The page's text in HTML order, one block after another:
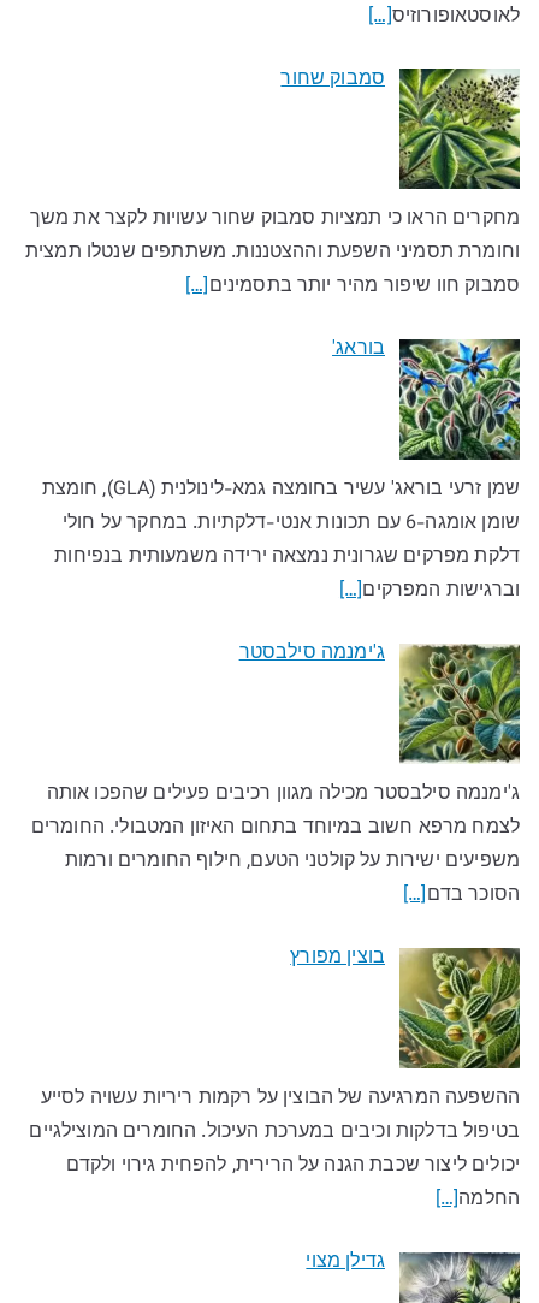
לאוסטאופורוזיס[…]
סמבוק שחור
מחקרים הראו כי תמציות סמבוק שחור עשויות לקצר את משך
וחומרת תסמיני השפעת וההצטננות. משתתפים שנטלו תמצית
סמבוק חוו שיפור מהיר יותר בתסמינים[…]
בוראג'
שמן זרעי בוראג' עשיר בחומצה גמא-לינולנית (GLA), חומצת
שומן אומגה-6 עם תכונות אנטי-דלקתיות. במחקר על חולי
דלקת מפרקים שגרונית נמצאה ירידה משמעותית בנפיחות
וברגישות המפרקים[…]
ג'ימנמה סילבסטר
ג'ימנמה סילבסטר מכילה מגוון רכיבים פעילים שהפכו אותה
לצמח מרפא חשוב במיוחד בתחום האיזון המטבולי. החומרים
משפיעים ישירות על קולטני הטעם, חילוף החומרים ורמות
הסוכר בדם[…]
בוצין מפורץ
ההשפעה המרגיעה של הבוצין על רקמות ריריות עשויה לסייע
בטיפול בדלקות וכיבים במערכת העיכול. החומרים המוצילגיים
יכולים ליצור שכבת הגנה על הרירית, להפחית גירוי ולקדם
החלמה[…]
גדילן מצוי